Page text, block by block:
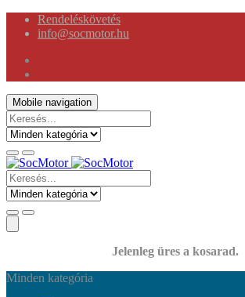
Rendeléskövetés
info@socmotor.hu
Mobile navigation
Jelenleg üres a kosarad.
Minden kategória